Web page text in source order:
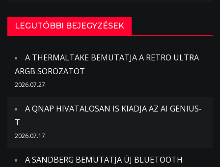
LEGUTÓBBI BEJEGYZÉSEK
A THERMALTAKE BEMUTATJA A RETRO ULTRA
ARGB SOROZATOT
2026.07.27.
A QNAP HIVATALOSAN IS KIADJA AZ AI GENIUS-
T
2026.07.17.
A SANDBERG BEMUTATJA ÚJ BLUETOOTH